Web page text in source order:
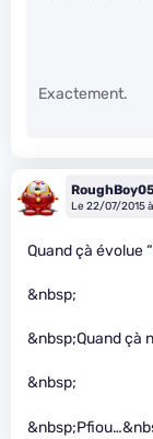
Exactement.
Le 22/07/2015
Quand çà évolue
&nbsp;
&nbsp;Quand çà
&nbsp;